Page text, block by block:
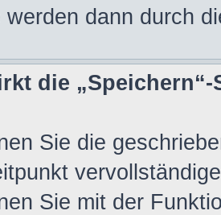
werden dann durch
die
Sie die
Sie mit der